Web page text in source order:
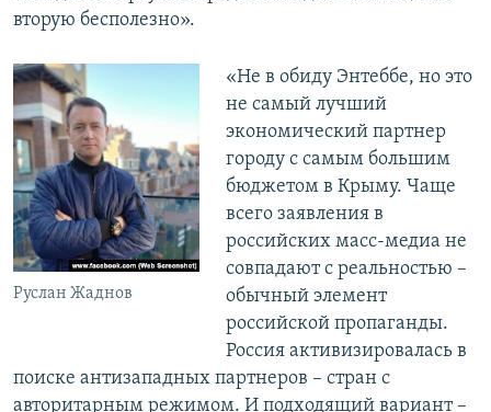
вторую бесполезно».
Руслан Жаднов
«Не в обиду Энтеббе, но это
не самый лучший
экономический партнер
городу с самым большим
бюджетом в Крыму. Чаще
всего заявления в
российских масс-медиа не
совпадают с реальностью –
обычный элемент
российской пропаганды.
Россия активизировалась в
поиске антизападных партнеров – стран с
авторитарным режимом. И подходящий вариант –